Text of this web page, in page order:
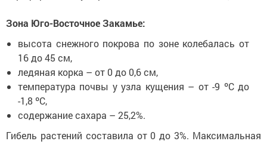
Зона Юго-Восточное Закамье:
высота снежного покрова по зоне колебалась от
16 до 45 см,
ледяная корка – от 0 до 0,6 см,
температура почвы у узла кущения – от -9 ºС до
-1,8 ºС,
содержание сахара – 25,2%.
Гибель растений составила от 0 до 3%. Максимальная